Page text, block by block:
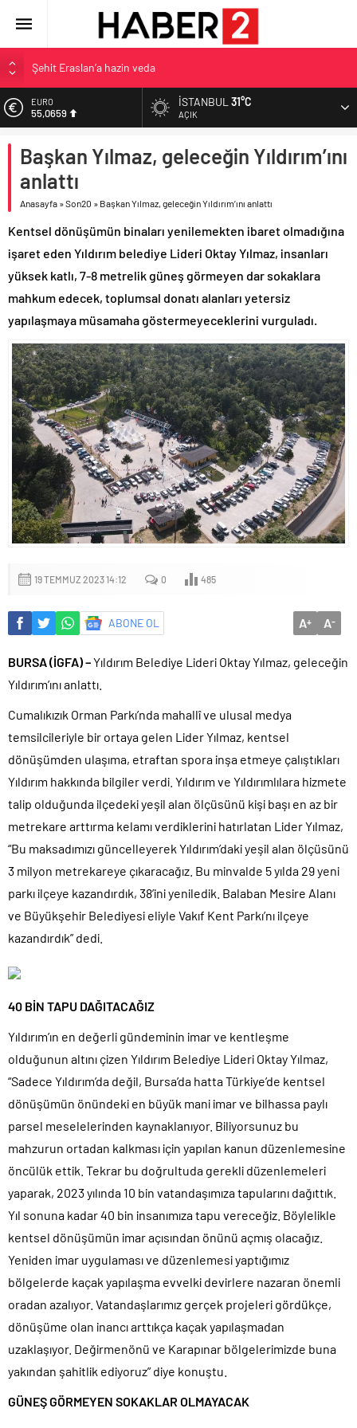
Şehit Eraslan’a hazin veda
Toprak Razgatlıoğlu Çekya’da ikinci oldu
Malatya’da Bakırcılar Çarşısı’na ilk kazma
İzmit Belediyesi’nden Tepeköy’de asfalt mesaisi
EURO
55,0659
6.521,17
BİST
13.685,30
47,5953
İSTANBUL31°C
AÇIK
Başkan Yılmaz, geleceğin Yıldırım’ını
anlattı
Anasayfa »Son20 » Başkan Yılmaz, geleceğin Yıldırım’ını anlattı
Kentsel dönüşümün binaları yenilemekten ibaret olmadığına
işaret eden Yıldırım belediye Lideri Oktay Yılmaz, insanları
yüksek katlı, 7-8 metrelik güneş görmeyen dar sokaklara
mahkum edecek, toplumsal donatı alanları yetersiz
yapılaşmaya müsamaha göstermeyeceklerini vurguladı.
19 TEMMUZ 2023 14:12 0 485
ABONE OL A+ A-
BURSA (İGFA) –Yıldırım Belediye Lideri Oktay Yılmaz, geleceğin
Yıldırım’ını anlattı.
Cumalıkızık Orman Parkı’nda mahallî ve ulusal medya
temsilcileriyle bir ortaya gelen Lider Yılmaz, kentsel
dönüşümden ulaşıma, etraftan spora inşa etmeye çalıştıkları
Yıldırım hakkında bilgiler verdi. Yıldırım ve Yıldırımlılara hizmete
talip olduğunda ilçedeki yeşil alan ölçüsünü kişi başı en az bir
metrekare arttırma kelamı verdiklerini hatırlatan Lider Yılmaz,
“Bu maksadımızı güncelleyerek Yıldırım’daki yeşil alan ölçüsünü
3 milyon metrekareye çıkaracağız. Bu minvalde 5 yılda 29 yeni
parkı ilçeye kazandırdık, 38’ini yeniledik. Balaban Mesire Alanı
ve Büyükşehir Belediyesi eliyle Vakıf Kent Parkı’nı ilçeye
kazandırdık” dedi.
40 BİN TAPU DAĞITACAĞIZ
Yıldırım’ın en değerli gündeminin imar ve kentleşme
olduğunun altını çizen Yıldırım Belediye Lideri Oktay Yılmaz,
“Sadece Yıldırım’da değil, Bursa’da hatta Türkiye’de kentsel
dönüşümün önündeki en büyük mani imar ve bilhassa paylı
parsel meselelerinden kaynaklanıyor. Biliyorsunuz bu
mahzurun ortadan kalkması için yapılan kanun düzenlemesine
öncülük ettik. Tekrar bu doğrultuda gerekli düzenlemeleri
yaparak, 2023 yılında 10 bin vatandaşımıza tapularını dağıttık.
Yıl sonuna kadar 40 bin insanımıza tapu vereceğiz. Böylelikle
kentsel dönüşümün imar açısından önünü açmış olacağız.
Yeniden imar uygulaması ve düzenlemesi yaptığımız
bölgelerde kaçak yapılaşma evvelki devirlere nazaran önemli
oradan azalıyor. Vatandaşlarımız gerçek projeleri gördükçe,
dönüşüme olan inancı arttıkça kaçak yapılaşmadan
uzaklaşıyor. Değirmenönü ve Karapınar bölgelerimizde buna
yakından şahitlik ediyoruz” diye konuştu.
GÜNEŞ GÖRMEYEN SOKAKLAR OLMAYACAK